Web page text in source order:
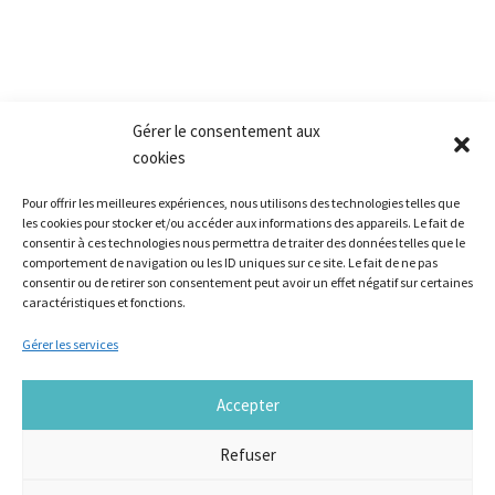
Gérer le consentement aux
cookies
Pour offrir les meilleures expériences, nous utilisons des technologies telles que
les cookies pour stocker et/ou accéder aux informations des appareils. Le fait de
consentir à ces technologies nous permettra de traiter des données telles que le
comportement de navigation ou les ID uniques sur ce site. Le fait de ne pas
consentir ou de retirer son consentement peut avoir un effet négatif sur certaines
caractéristiques et fonctions.
Gérer les services
Accepter
Refuser
Nos références
Formations
Mentions légales